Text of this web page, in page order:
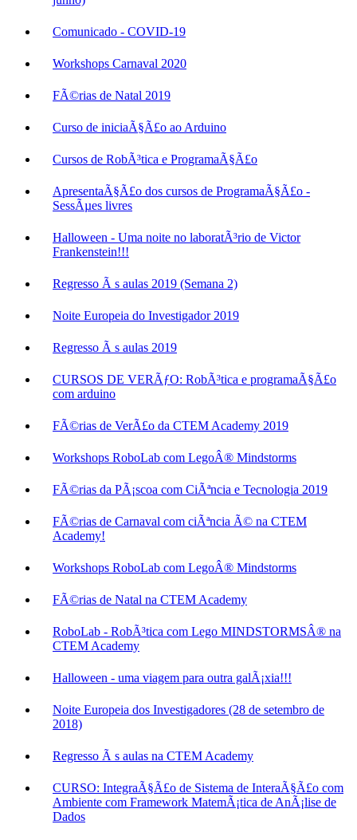
Comunicado - COVID-19
Workshops Carnaval 2020
FÃ©rias de Natal 2019
Curso de iniciaÃ§Ã£o ao Arduino
Cursos de RobÃ³tica e ProgramaÃ§Ã£o
ApresentaÃ§Ã£o dos cursos de ProgramaÃ§Ã£o -
SessÃµes livres
Halloween - Uma noite no laboratÃ³rio de Victor
Frankenstein!!!
Regresso Ã s aulas 2019 (Semana 2)
Noite Europeia do Investigador 2019
Regresso Ã s aulas 2019
CURSOS DE VERÃƒO: RobÃ³tica e programaÃ§Ã£o
com arduino
FÃ©rias de VerÃ£o da CTEM Academy 2019
Workshops RoboLab com LegoÂ® Mindstorms
FÃ©rias da PÃ¡scoa com CiÃªncia e Tecnologia 2019
FÃ©rias de Carnaval com ciÃªncia Ã© na CTEM
Academy!
Workshops RoboLab com LegoÂ® Mindstorms
FÃ©rias de Natal na CTEM Academy
RoboLab - RobÃ³tica com Lego MINDSTORMSÂ® na
CTEM Academy
Halloween - uma viagem para outra galÃ¡xia!!!
Noite Europeia dos Investigadores (28 de setembro de
2018)
Regresso Ã s aulas na CTEM Academy
CURSO: IntegraÃ§Ã£o de Sistema de InteraÃ§Ã£o com
Ambiente com Framework MatemÃ¡tica de AnÃ¡lise de
Dados